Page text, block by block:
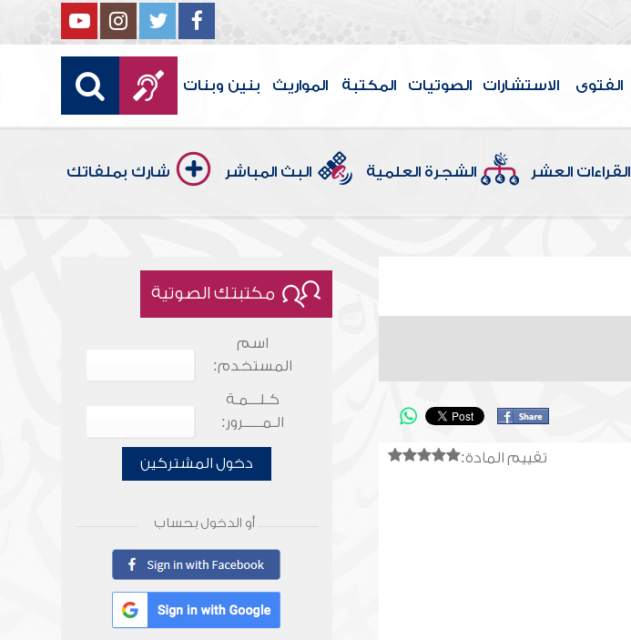
الفتوى الاستشارات الصوتيات المكتبة المواريث بنين وبنات
القراءات العشر الشجرة العلمية البث المباشر شارك بملفاتك
تقييم المادة:
مكتبتك الصوتية
اسم
المستخدم:
كـلـــمـة
الـمـــــرور:
دخول المشتركين
أو الدخول بحساب